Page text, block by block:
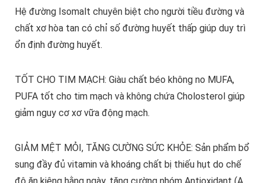
Hệ đường Isomalt chuyên biệt cho người tiều đường và
chất xơ hòa tan có chỉ số đường huyết thấp giúp duy trì
ổn định đường huyết.
TỐT CHO TIM MẠCH: Giàu chất béo không no MUFA,
PUFA tốt cho tim mạch và không chứa Cholosterol giúp
giảm nguy cơ xơ vữa động mạch.
GIẢM MỆT MỎI, TĂNG CƯỜNG SỨC KHỎE: Sản phẩm bổ
sung đầy đủ vitamin và khoáng chất bị thiếu hụt do chế